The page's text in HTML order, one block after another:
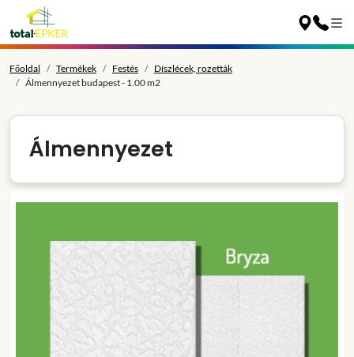
Főoldal Termékek Festés
Díszlécek, rozetták
Álmennyezet budapest - 1.00 m2
Álmennyezet